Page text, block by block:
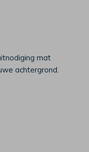
mat
achtergrond.